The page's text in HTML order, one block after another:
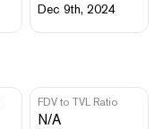
Dec 9th, 2024
FDV to TVL Ratio
N/A